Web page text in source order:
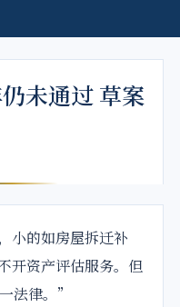
未通过 草案
小的如房屋拆迁补
开资产评估服务。但
法律。”